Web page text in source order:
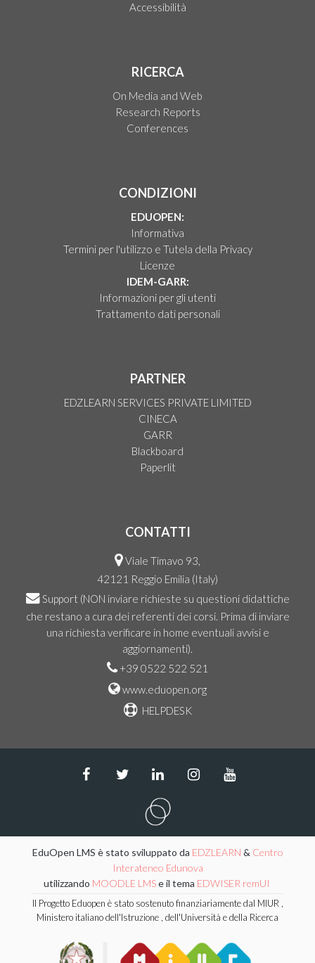
Accessibilità
RICERCA
On Media and Web
Research Reports
Conferences
CONDIZIONI
EDUOPEN:
Informativa
Termini per l'utilizzo e Tutela della Privacy
Licenze
IDEM-GARR:
Informazioni per gli utenti
Trattamento dati personali
PARTNER
EDZLEARN SERVICES PRIVATE LIMITED
CINECA
GARR
Blackboard
Paperlit
CONTATTI
Viale Timavo 93,
42121 Reggio Emilia (Italy)
Support (NON inviare richieste su questioni didattiche
che restano a cura dei referenti dei corsi. Prima di inviare
una richiesta verificare in home eventuali avvisi e
aggiornamenti).
+39 0522 522 521
www.eduopen.org
HELPDESK
EduOpen LMS è stato sviluppato da EDZLEARN & Centro
Interateneo Edunova
utilizzando MOODLE LMSe il tema EDWISER remUI
Il Progetto Eduopen è stato sostenuto finanziariamente dal MIUR ,
Ministero italiano dell'Istruzione , dell'Università e della Ricerca